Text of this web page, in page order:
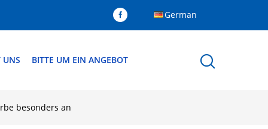
German
UNS BITTE UM EIN ANGEBOT
besonders an